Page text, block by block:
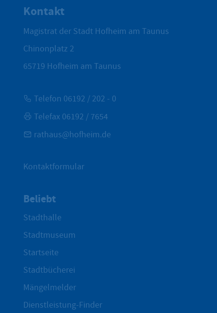
Kontakt
Magistrat der Stadt Hofheim am Taunus
Chinonplatz 2
65719 Hofheim am Taunus
Telefon 06192 / 202 - 0
Telefax 06192 / 7654
rathaus@hofheim.de
Kontaktformular
Beliebt
Stadthalle
Stadtmuseum
Startseite
Stadtbücherei
Mängelmelder
Dienstleistung-Finder